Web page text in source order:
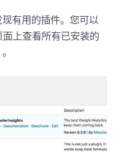
有用的插件。您可以
面上查看所有已安装的